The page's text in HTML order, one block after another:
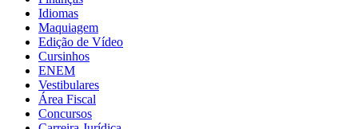
Idiomas
Maquiagem
Edição de Vídeo
Cursinhos
ENEM
Vestibulares
Área Fiscal
Concursos